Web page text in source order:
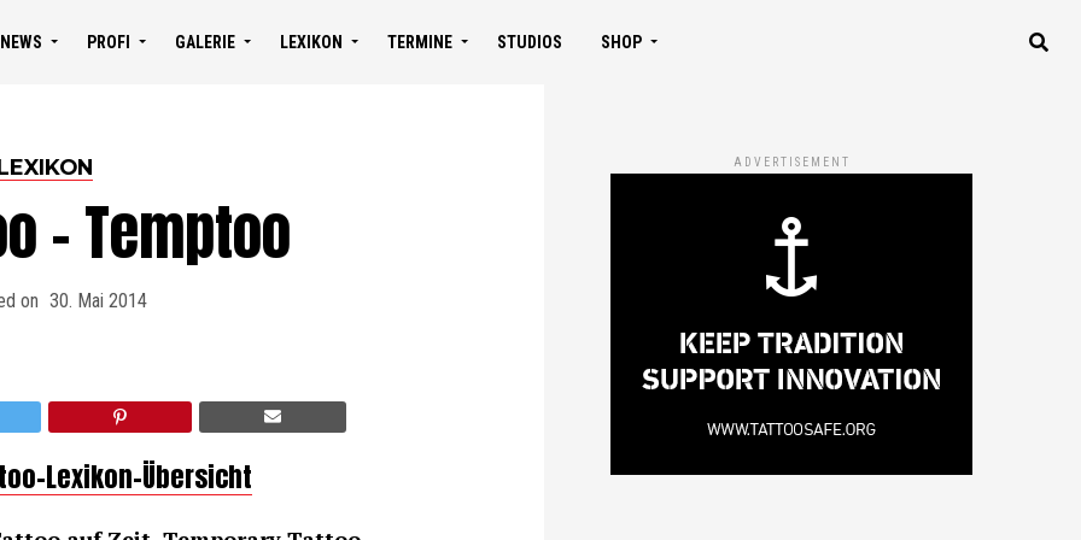
NEWS PROFI GALERIE LEXIKON TERMINE STUDIOS SHOP
– Temptoo
on 30. Mai 2014
Lexikon-Übersicht
ADVERTISEMENT